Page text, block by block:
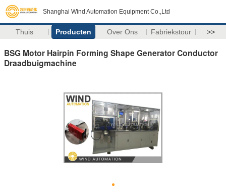
Shanghai Wind Automation Equipment Co.,Ltd
Thuis Producten Over Ons Fabriekstour >>
BSG Motor Hairpin Forming Shape Generator Conductor
Draadbuigmachine